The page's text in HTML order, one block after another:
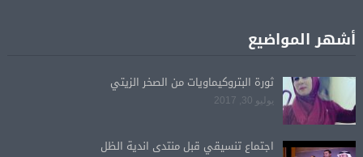
أشهر المواضيع
ثورة البتروكيماويات من الصخر الزيتي
يوليو 30, 2017
اجتماع تنسيقي قبل منتدى اندية الظل